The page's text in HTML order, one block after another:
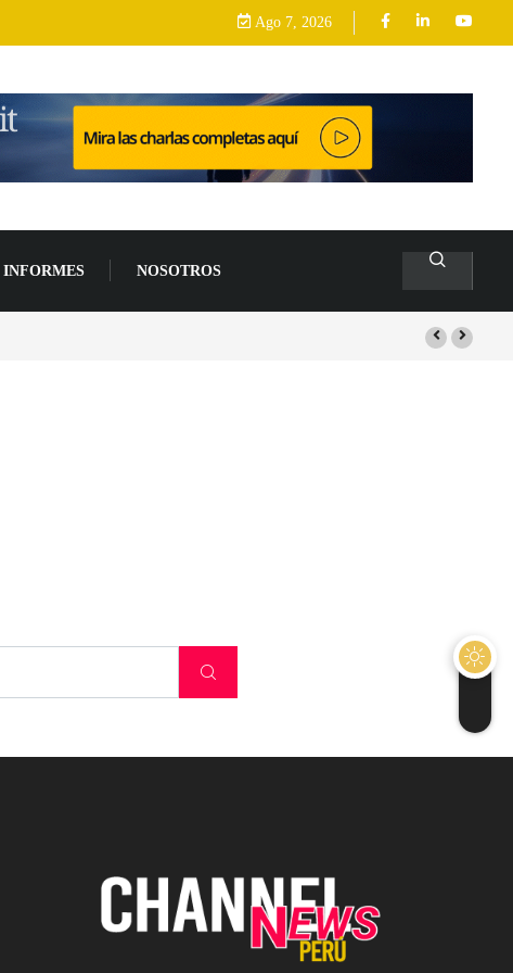
Ago 7, 2026
INFORMES NOSOTROS